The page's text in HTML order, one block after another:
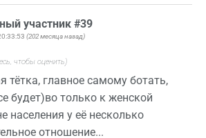
участник #39
(202 месяца назад)
чтобы оценить)
тётка, главное самому ботать,
будет)во только к женской
населения у её несколько
отношение...